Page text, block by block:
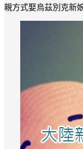
親方式娶烏茲別克新